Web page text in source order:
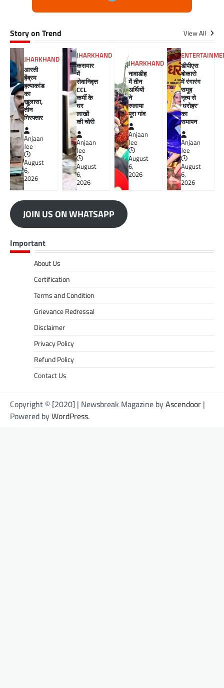
Story on Trend View All
JHARKHAND
आरती
हेंब्रम
हत्याकांड
का
खुलासा,
तीन
गिरफ्तार
Anjaan
Jee
August
6,
2026
JHARKHAND
कसमार
में
सेवानिवृत्त
CCL
कर्मी के
घर
लाखों
की चोरी
Anjaan
Jee
August
6,
2026
JHARKHAND
नावाडीह
में तीन
अर्थियों
ने
रुलाया
पूरा गांव
Anjaan
Jee
August
6,
2026
डीपीएस
बोकारो
में रंगारंग
समूह
नृत्य से
‘धरोहर’
का
समापन
Anjaan
Jee
August
6,
2026
JOIN US ON WHATSAPP
Important
About Us
Certification
Terms and Condition
Grievance Redressal
Disclaimer
Privacy Policy
Refund Policy
Contact Us
Copyright © [2020] | Newsbreak Magazine byAscendoor |
Powered byWordPress.